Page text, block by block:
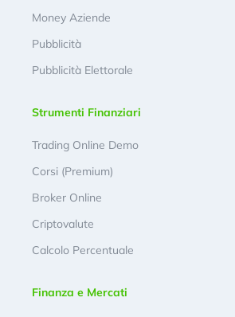
Money Aziende
Pubblicità
Pubblicità Elettorale
Strumenti Finanziari
Trading Online Demo
Corsi (Premium)
Broker Online
Criptovalute
Calcolo Percentuale
Finanza e Mercati